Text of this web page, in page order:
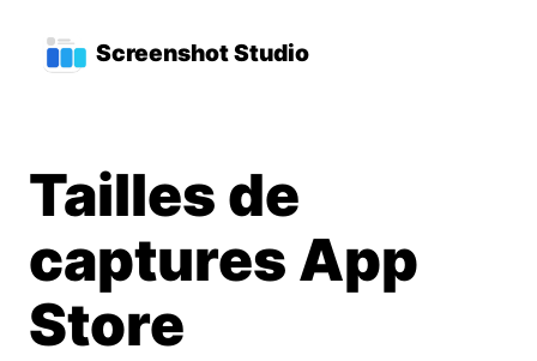
Screenshot Studio
Menu de navigation
Tailles de
captures App
Store